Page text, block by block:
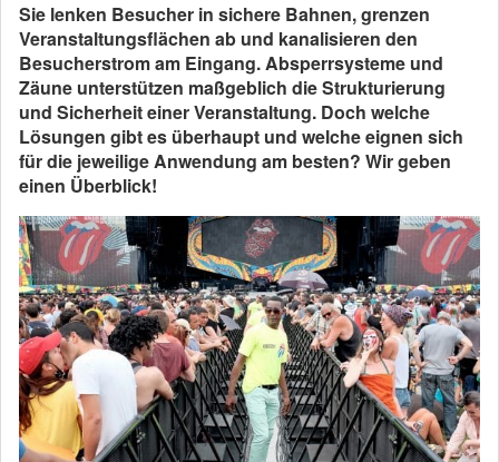
Sie lenken Besucher in sichere Bahnen, grenzen
Veranstaltungsflächen ab und kanalisieren den
Besucherstrom am Eingang. Absperrsysteme und
Zäune unterstützen maßgeblich die Strukturierung
und Sicherheit einer Veranstaltung. Doch welche
Lösungen gibt es überhaupt und welche eignen sich
für die jeweilige Anwendung am besten? Wir geben
einen Überblick!